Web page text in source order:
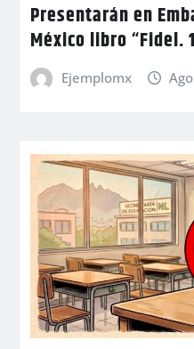
Presentarán en
México libro “Fidel.
Ejemplomx